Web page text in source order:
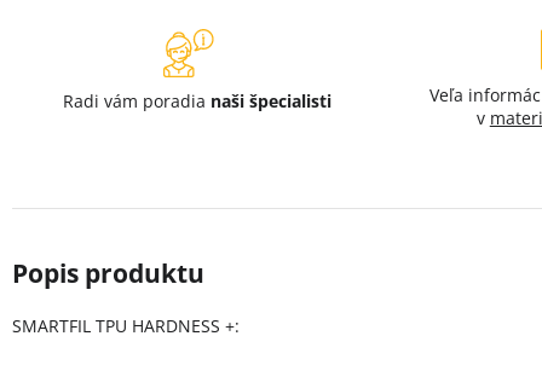
Radi vám poradia naši špecialisti
Veľa
v
SMARTFIL TPU HARDNESS +: